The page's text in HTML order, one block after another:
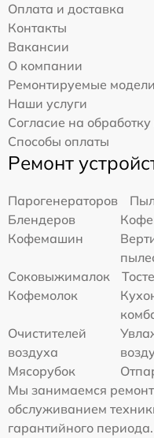
Оплата и доставка
Контакты
Вакансии
О компании
Ремонтируемые модели
Наши услуги
Согласие на
Способы оплаты
Ремонт
Парогенераторов
Блендеров
Кофемашин
Соковыжималок
Кофемолок
Очистителей
воздуха
Мясорубок
Мы занимаемся
обслуживанием
гарантийного